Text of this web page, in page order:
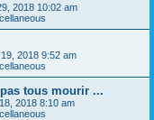
2018 10:02 am
2018 9:52 am
tous mourir ...
2018 8:10 am